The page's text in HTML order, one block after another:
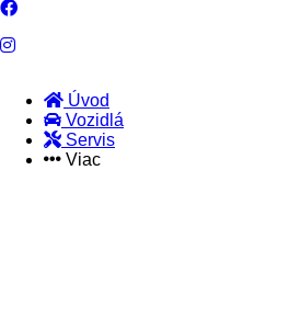
Footer
Úvod
Vozidlá
Servis
Viac